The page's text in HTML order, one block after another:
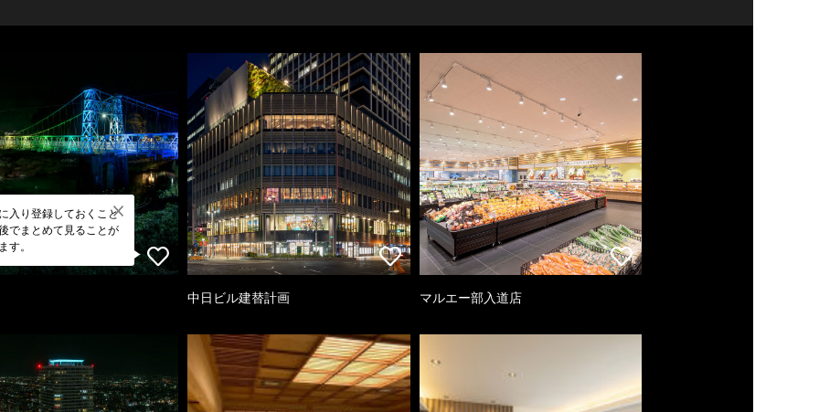
入り登録しておくこと
でまとめて見ることが
す。
中日ビル建替計画 マルエー部入道店